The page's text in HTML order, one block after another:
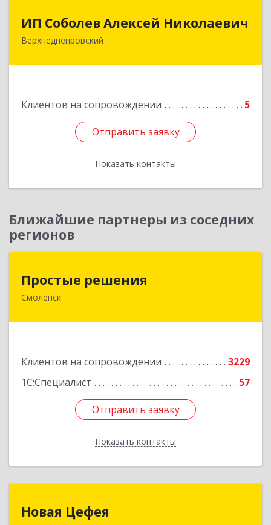
ИП Соболев Алексей Николаевич
Верхнеднепровский
Клиентов на сопровождении 5
Отправить заявку
Показать контакты
ИП Соболев Алексей Николаевич
Отправить заявку
Назад
Ближайшие партнеры из соседних
регионов
Простые решения
Смоленск
Клиентов на сопровождении
3229
1С:Специалист
57
Отправить заявку
Показать контакты
214015, Смоленская обл, Смоленск г, Большая
Отправить заявку
Назад
Новая Цефея